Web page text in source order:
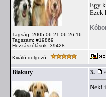
Tagság: 2005-06-21 06:26:16
Tagszám: #19869
Hozzászólások: 39428
Egy
Ezek
Kiváló dolgozó
Biakuty 3.
Neki